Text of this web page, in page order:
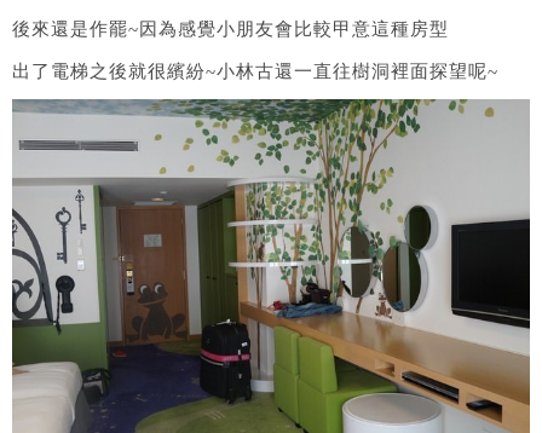
後來還是作罷~因為感覺小朋友會比較甲意這種房型
出了電梯之後就很繽紛~小林古還一直往樹洞裡面探望呢~